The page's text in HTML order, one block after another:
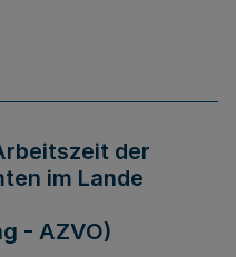
der
im Lande
- AZVO)